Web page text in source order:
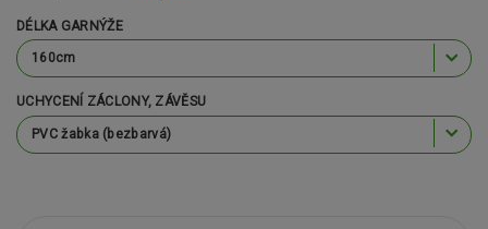
DÉLKA GARNÝŽE
UCHYCENÍ ZÁCLONY, ZÁVĚSU